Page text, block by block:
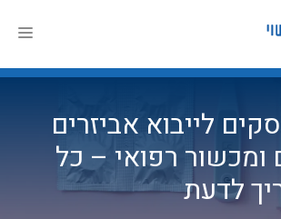
לייבוא אביזרים
ומכשור רפואי – כל
לדעת